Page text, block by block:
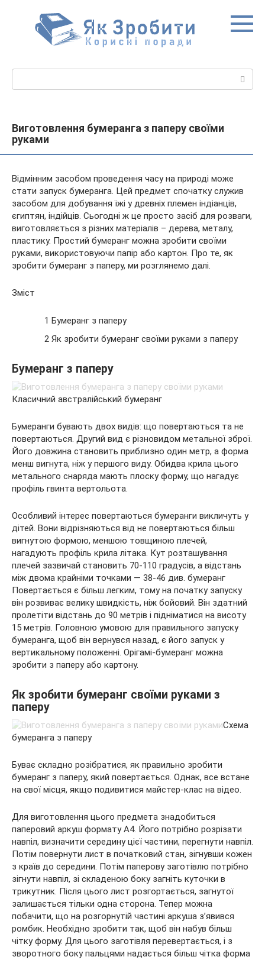
Виготовлення бумеранга з паперу своїми
руками
Відмінним засобом проведення часу на природі може
стати запуск бумеранга. Цей предмет спочатку служив
засобом для добування їжі у древніх племен індіанців,
єгиптян, індійців. Сьогодні ж це просто засіб для розваги,
виготовляється з різних матеріалів – дерева, металу,
пластику. Простий бумеранг можна зробити своїми
руками, використовуючи папір або картон. Про те, як
зробити бумеранг з паперу, ми розглянемо далі.
Зміст
1 Бумеранг з паперу
2 Як зробити бумеранг своїми руками з паперу
Бумеранг з паперу
Класичний австралійський бумеранг
Бумеранги бувають двох видів: що повертаються та не
повертаються. Другий вид є різновидом метальної зброї.
Його довжина становить приблизно один метр, а форма
менш вигнута, ніж у першого виду. Обидва крила цього
метального снаряда мають плоску форму, що нагадує
профіль гвинта вертольота.
Особливий інтерес повертаються бумеранги викличуть у
дітей. Вони відрізняються від не повертаються більш
вигнутою формою, меншою товщиною плечей,
нагадують профіль крила літака. Кут розташування
плечей зазвичай становить 70-110 градусів, а відстань
між двома крайніми точками — 38-46 див. бумеранг
Повертається є більш легким, тому на початку запуску
він розвиває велику швидкість, ніж бойовий. Він здатний
пролетіти відстань до 90 метрів і підніматися на висоту
15 метрів. Головною умовою для правильного запуску
бумеранга, щоб він вернувся назад, є його запуск у
вертикальному положенні. Орігамі-бумеранг можна
зробити з паперу або картону.
Як зробити бумеранг своїми руками з
паперу
Схема
бумеранга з паперу
Буває складно розібратися, як правильно зробити
бумеранг з паперу, який повертається. Однак, все встане
на свої місця, якщо подивитися майстер-клас на відео.
Для виготовлення цього предмета знадобиться
паперовий аркуш формату А4. Його потрібно розрізати
навпіл, визначити середину цієї частини, перегнути навпіл.
Потім повернути лист в початковий стан, зігнувши кожен
з країв до середини. Потім паперову заготівлю потрібно
зігнути навпіл, зі складеною боку загніть куточки в
трикутник. Після цього лист розгортається, загнутої
залишається тільки одна сторона. Тепер можна
побачити, що на розгорнутій частині аркуша з’явився
ромбик. Необхідно зробити так, щоб він набув більш
чітку форму. Для цього заготівля перевертається, і з
зворотного боку пальцями надається більш чітка форма